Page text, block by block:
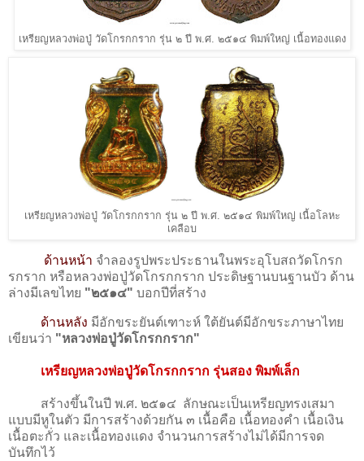
เหรียญหลวงพ่อปู่ วัดโกรกกราก รุ่น ๒ ปี พ.ศ. ๒๕๑๔ พิมพ์ใหญ่ เนื้อทองแดง
เหรียญหลวงพ่อปู่ วัดโกรกกราก รุ่น ๒ ปี พ.ศ. ๒๕๑๔ พิมพ์ใหญ่ เนื้อโลหะ
เคลือบ
ด้านหน้า จำลองรูปพระประธานในพระอุโบสถวัดโกรก
รกราก หรือหลวงพ่อปู่วัดโกรกกราก ประดิษฐานบนฐานบัว ด้าน
ล่างมีเลขไทย "๒๕๑๔" บอกปีที่สร้าง
ด้านหลัง มีอักขระยันต์เฑาะห์ ใต้ยันต์มีอักขระภาษาไทย
เขียนว่า "หลวงพ่อปู่วัดโกรกกราก"
เหรียญหลวงพ่อปู่วัดโกรกกราก รุ่นสอง พิมพ์เล็ก
สร้างขึ้นในปี พ.ศ. ๒๕๑๔ ลักษณะเป็นเหรียญทรงเสมา
แบบมีหูในตัว มีการสร้างด้วยกัน ๓ เนื้อคือ เนื้อทองคำ เนื้อเงิน
เนื้อตะกั่ว และเนื้อทองแดง จำนวนการสร้างไม่ได้มีการจด
บันทึกไว้